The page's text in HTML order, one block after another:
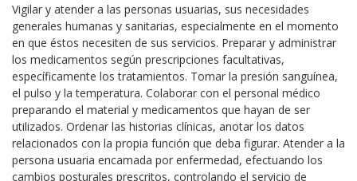
Vigilar y atender a las personas usuarias, sus necesidades
generales humanas y sanitarias, especialmente en el momento
en que éstos necesiten de sus servicios. Preparar y administrar
los medicamentos según prescripciones facultativas,
específicamente los tratamientos. Tomar la presión sanguínea,
el pulso y la temperatura. Colaborar con el personal médico
preparando el material y medicamentos que hayan de ser
utilizados. Ordenar las historias clínicas, anotar los datos
relacionados con la propia función que deba figurar. Atender a la
persona usuaria encamada por enfermedad, efectuando los
cambios posturales prescritos, controlando el servicio de